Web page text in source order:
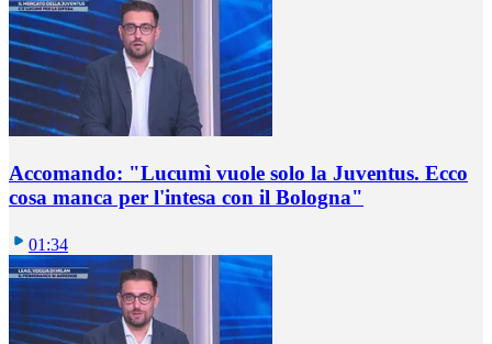
Accomando: "Lucumì vuole solo la Juventus. Ecco
cosa manca per l'intesa con il Bologna"
01:34